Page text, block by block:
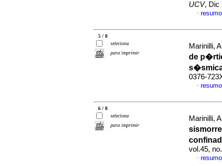
UCV, Dic
·
5 / 8
seleciona
para imprimir
Marinilli,
de
0376-
·
6 / 8
seleciona
para imprimir
Marinilli,
vol.45,
·